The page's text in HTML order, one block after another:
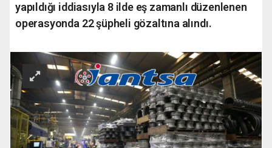
yapıldığı iddiasıyla 8 ilde eş zamanlı düzenlenen
operasyonda 22 şüpheli gözaltına alındı.